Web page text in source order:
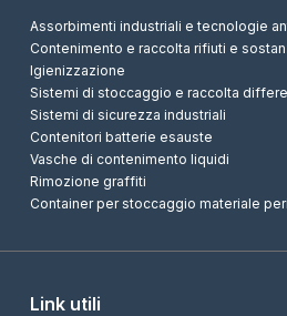
Assorbimenti industriali e tecnologie
Contenimento e raccolta rifiuti e
Igienizzazione
Sistemi di stoccaggio e raccolta
Sistemi di sicurezza industriali
Contenitori batterie esauste
Vasche di contenimento liquidi
Rimozione graffiti
Container per stoccaggio materiale
Link utili